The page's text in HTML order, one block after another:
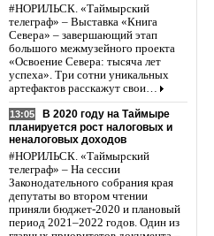
#НОРИЛЬСК. «Таймырский
телеграф» – Выставка «Книга
Севера» – завершающий этап
большого межмузейного проекта
«Освоение Севера: тысяча лет
успеха». Три сотни уникальных
артефактов расскажут свои…
13:05
В 2020 году на Таймыре
планируется рост налоговых и
неналоговых доходов
#НОРИЛЬСК. «Таймырский
телеграф» – На сессии
Законодательного собрания края
депутаты во втором чтении
приняли бюджет-2020 и плановый
период 2021–2022 годов. Один из